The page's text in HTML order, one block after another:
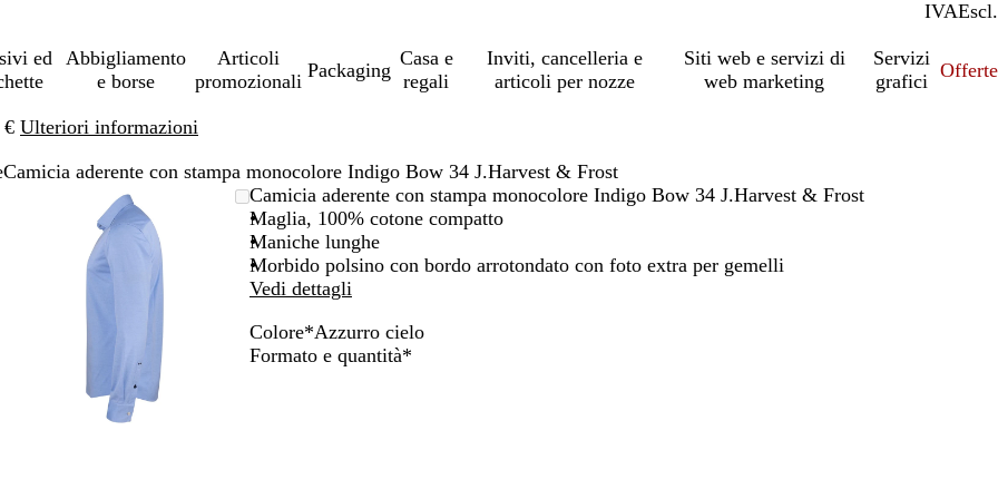
IVAIncl.
Escl.
ed
Abbigliamento
e borse
Articoli
promozionali
Packaging
Casa e
regali
Inviti, cancelleria e
articoli per nozze
Siti web e servizi di
web marketing
Servizi
grafici
Offerte
€ Ulteriori informazioni
Camicia aderente con stampa monocolore Indigo Bow 34 J.Harvest & Frost
L’immagine
può
essere
ingrandita
Ingrandito
a
minimo
Clicca
per
allargare
Usa
i
comandi
ingrandire
o
ridurre
e
Camicia aderente con stampa monocolore Indigo Bow 34 J.Harvest & Frost
Maglia, 100% cotone compatto
Maniche lunghe
Morbido polsino con bordo arrotondato con foto extra per gemelli
Vedi dettagli
Colore*Azzurro cielo
B
B
A
Formato e quantità*